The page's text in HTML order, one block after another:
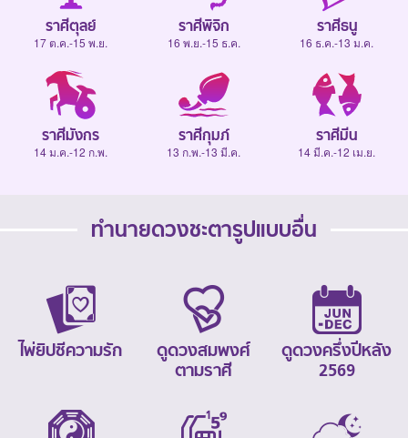
ราศีตุลย์
17 ต.ค.-15 พ.ย.
ราศีพิจิก
16 พ.ย.-15 ธ.ค.
ราศีธนู
16 ธ.ค.-13 ม.ค.
ราศีมังกร
14 ม.ค.-12 ก.พ.
ราศีกุมภ์
13 ก.พ.-13 มี.ค.
ราศีมีน
14 มี.ค.-12 เม.ย.
ทำนายดวงชะตารูปแบบอื่น
ไพ่ยิปซีความรัก
ดูดวงสมพงศ์
ตามราศี
ดูดวงครึ่งปีหลัง
2569